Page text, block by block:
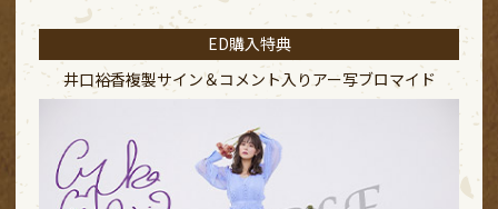
ED購入特典
井口裕香複製サイン＆コメント入りアー写ブロマイド